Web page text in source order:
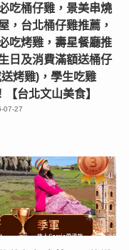
吃桶仔雞，景美串燒
，台北桶仔雞推薦，
吃烤雞，壽星餐廳推
日及消費滿額送桶仔
烤雞)，學生吃雞
【台北文山美食】
07-27